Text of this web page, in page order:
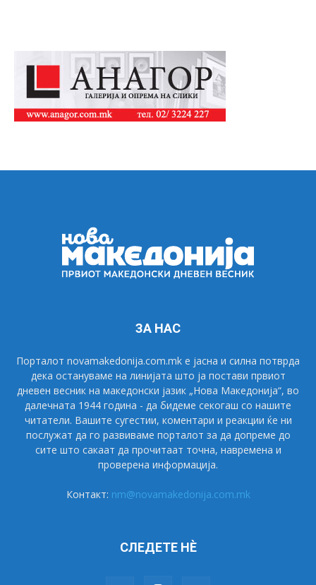
ЗА НАС
Порталот novamakedonija.com.mk е јасна и силна потврда
дека остануваме на линијата што ја постави првиот
дневен весник на македонски јазик „Нова Македонија“, во
далечната 1944 година - да бидеме секогаш со нашите
читатели. Вашите сугестии, коментари и реакции ќе ни
послужат да го развиваме порталот за да допреме до
сите што сакаат да прочитаат точна, навремена и
проверена информација.
Контакт: nm@novamakedonija.com.mk
СЛЕДЕТЕ НÈ